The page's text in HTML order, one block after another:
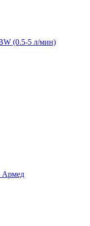
(0.5-5 л/мин)
Армед